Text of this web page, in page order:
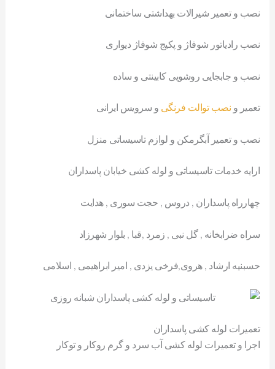
نصب و تعمیر شیرالات بهداشتی ساختمانی
نصب رادیاتور شوفاژ و پکیج شوفاژ دیواری
نصب و جابجایی روشویی کابینتی و ساده
تعمیر و نصب توالت فرنگی و سرویس ایرانی
نصب و تعمیر آبگرمکن و لوازم تاسیساتی منزل
ارایه خدمات تاسیساتی و لوله کشی خیابان پاسداران
چهارراه پاسداران , دروس , حجت سوری , هدایت
سراه ضرابخانه , گل نبی , زمرد ,قبا , بلوار شهرزاد
حسبنیه ارشاد , هروی,فرخی یزدی , امیر ابراهیمی , اسلامی
تعمیرات لوله کشی پاسداران
اجرا و تعمیرات لوله کشی آب سرد و گرم روکار و توکار